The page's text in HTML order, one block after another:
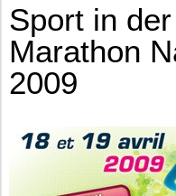
Sport in
Marathon
2009